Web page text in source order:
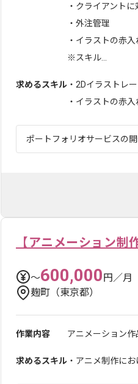
・クライアント
・外注管理
・イラストの赤
※スキル...
求めるスキル ・2Dイラストレ
・イラストの赤入
ポートフォリオサービスの
【アニメーション制
〜600,000円／月
麹町（東京都）
作業内容 アニメーション作
求めるスキル ・アニメ制作に